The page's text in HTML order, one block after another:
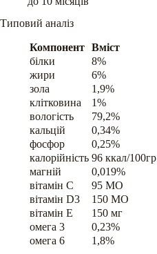
Типовий аналіз
Компонент Вміст
білки
8%
жири
6%
зола
1,9%
клітковина
1%
вологість
79,2%
кальцій
0,34%
фосфор
0,25%
калорійність 96 ккал/100гр
магній
0,019%
вітамін C
95 МО
вітамін D3
150 МО
вітамін E
150 мг
омега 3
0,23%
омега 6
1,8%